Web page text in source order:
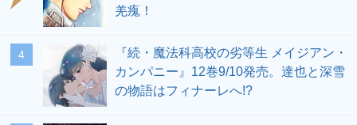
羌瘣！
4
『続・魔法科高校の劣等生 メイジアン・
カンパニー』12巻9/10発売。達也と深雪
の物語はフィナーレへ!?